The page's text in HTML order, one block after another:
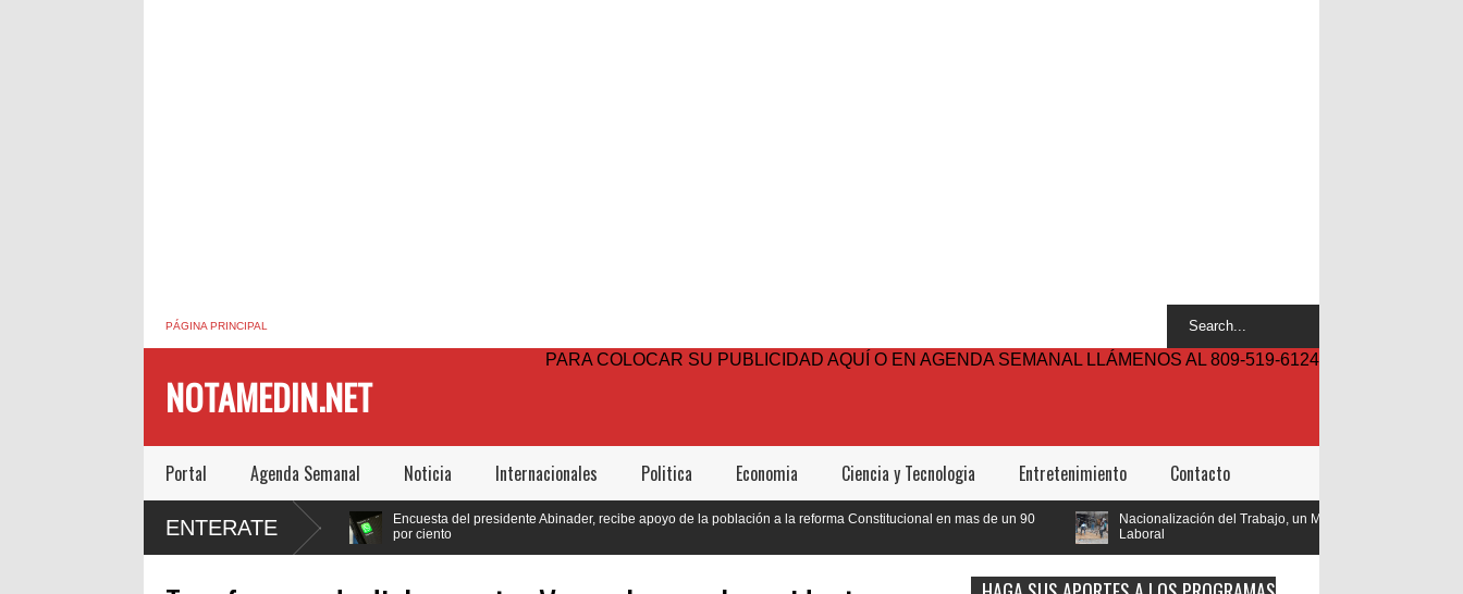
PÁGINA PRINCIPAL
NOTAMEDIN.NET
PARA COLOCAR SU PUBLICIDAD AQUÍ O EN AGENDA SEMANAL LLÁMENOS AL 809-519-6124
Portal Agenda Semanal Noticia Internacionales Politica Economia Ciencia y Tecnologia Entretenimiento Contacto
ENTERATEEncuesta del presidente Abinader, recibe apoyo de la población a la reforma Constitucional en mas de un 90
por ciento
Nacionalización del Trabajo, un Muro
Contraloría emite Norma